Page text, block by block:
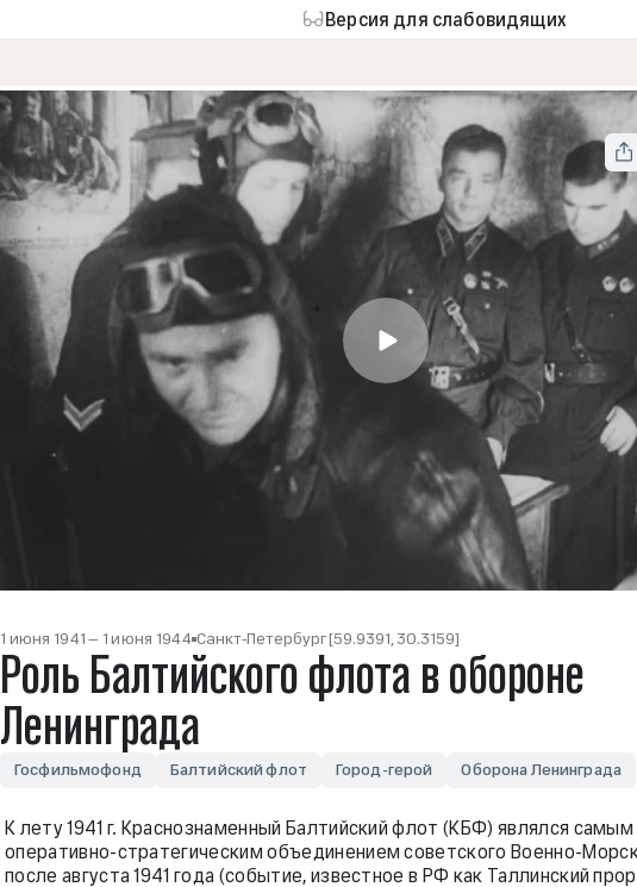
Версия для слабовидящих
1 июня 1941 — 1 июня 1944 Санкт-Петербург [59.9391, 30.3159]
Роль Балтийского флота в обороне
Ленинграда
Госфильмофонд Балтийский флот Город-герой Оборона Ленинграда
К лету 1941 г. Краснознаменный Балтийский флот (КБФ) являлся
оперативно-стратегическим объединением советского Военно-
после августа 1941 года (событие, известное в РФ как Таллинский
Госфильмофонд